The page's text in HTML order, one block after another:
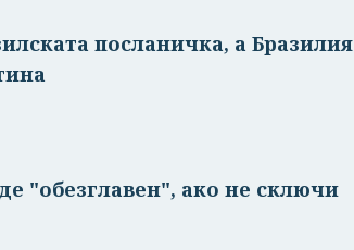
посланичка, а Бразилия
"обезглавен", ако не сключи